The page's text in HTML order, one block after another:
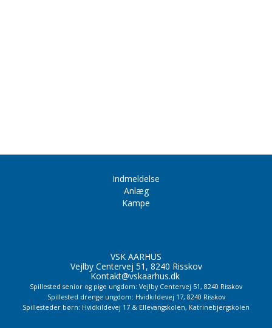
Indmeldelse
Anlæg
Kampe
VSK AARHUS
Vejlby Centervej 51, 8240 Risskov
Kontakt@vskaarhus.dk
Spillested senior og pige ungdom: Vejlby Centervej 51, 8240 Risskov
Spillested drenge ungdom: Hvidkildevej 17, 8240 Risskov
Spillesteder børn: Hvidkildevej 17 & Ellevangskolen, Katrinebjergskolen